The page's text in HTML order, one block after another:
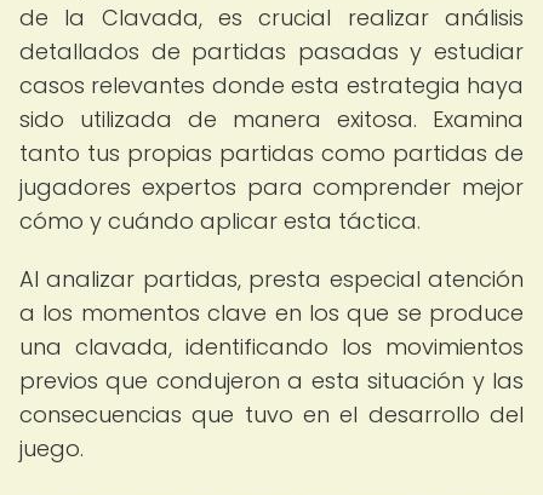
de la Clavada, es crucial realizar análisis
detallados de partidas pasadas y estudiar
casos relevantes donde esta estrategia haya
sido utilizada de manera exitosa. Examina
tanto tus propias partidas como partidas de
jugadores expertos para comprender mejor
cómo y cuándo aplicar esta táctica.
Al analizar partidas, presta especial atención
a los momentos clave en los que se produce
una clavada, identificando los movimientos
previos que condujeron a esta situación y las
consecuencias que tuvo en el desarrollo del
juego.